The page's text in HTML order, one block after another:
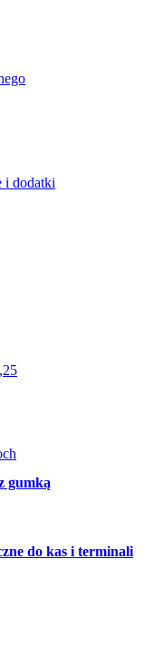
i dodatki
gumką
do kas i terminali